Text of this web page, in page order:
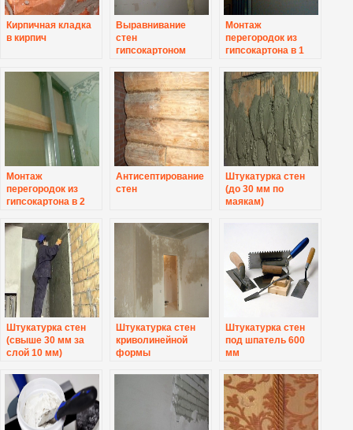
Кирпичная кладка
в кирпич
Выравнивание
стен
гипсокартоном
Монтаж
перегородок из
гипсокартона в 1
Монтаж
перегородок из
гипсокартона в 2
Антисептирование
стен
Штукатурка стен
(до 30 мм по
маякам)
Штукатурка стен
(свыше 30 мм за
слой 10 мм)
Штукатурка стен
криволинейной
формы
Штукатурка стен
под шпатель 600
мм